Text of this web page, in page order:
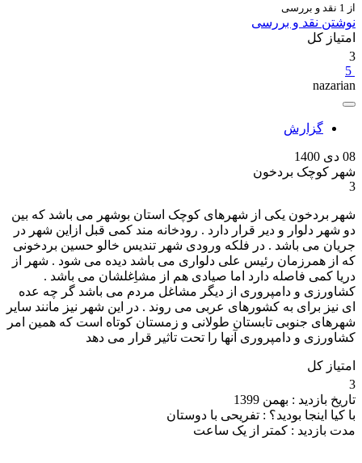
از 1 نقد و بررسی
نوشتن نقد و بررسی
امتیاز کل
3
5
nazarian
گزارش
08 دی 1400
شهر کوچک بردخون
3
شهر بردخون یکی از شهرهای کوچک استان بوشهر می باشد که بین
دو شهر دلوار و دیر قرار دارد . رودخانه مند کمی قبل ازاین شهر در
جریان می باشد . در فلکه ورودی شهر تندیس خالو حسین بردخونی
که از همرزمان رئیس علی دلواری می باشد دیده می شود . شهر از
دریا کمی فاصله دارد اما صیادی هم از مشاِغلشان می باشد .
کشاورزی و دامپروری از دیگر مشاغل مردم می باشد گر چه عده
ای نیز برای به کشورهای عربی می روند . در این شهر نیز مانند سایر
شهرهای جنوبی تابستان طولانی و زمستان کوتاه است که همین امر
کشاورزی و دامپروری آنها را تحت تاثیر قرار می دهد
امتیاز کل
3
تاریخ بازدید : بهمن 1399
با کیا اینجا بودید؟ : تفریحی با دوستان
مدت بازدید : کمتر از یک ساعت